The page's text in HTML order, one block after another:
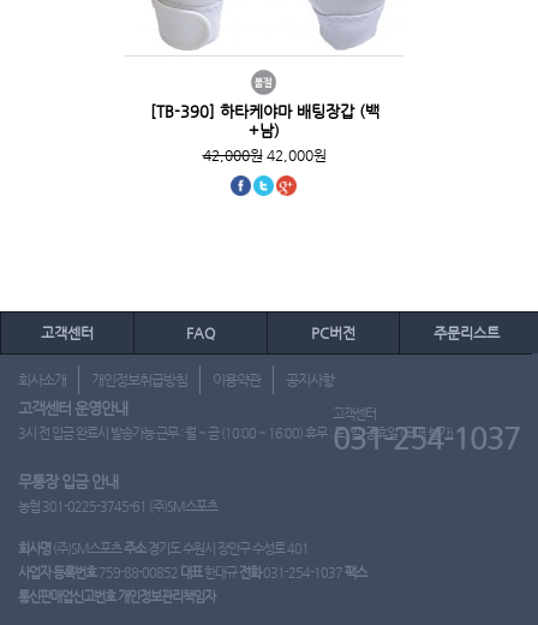
[TB-390] 하타케야마 배팅장갑 (백
+남)
42,000원42,000원
고객센터 FAQ PC버전 주문리스트
회사소개 개인정보취급방침 이용약관 공지사항
고객센터 운영안내
3시 전 입금 완료시 발송가능 근무 : 월 ~ 금 (10:00 ~ 16:00) 휴무 : 토, 일, 공휴일 (도매 불가)
고객센터
031-254-1037
무통장 입금 안내
농협 301-0225-3745-61 (주)SM스포츠
회사명 (주)SM스포츠주소경기도 수원시 장안구 수성로 401
사업자 등록번호759-88-00852 대표한대규 전화031-254-1037팩스
통신판매업신고번호 개인정보관리책임자